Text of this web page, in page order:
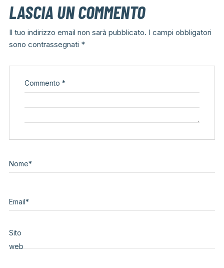
LASCIA UN COMMENTO
Il tuo indirizzo email non sarà pubblicato. I campi obbligatori
sono contrassegnati *
Commento *
Nome*
Email*
Sito
web